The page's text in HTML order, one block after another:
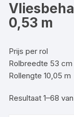
0,53 m
Prijs per rol
Rolbreedte 53 cm
Rollengte 10,05 m
Resultaat 1–68